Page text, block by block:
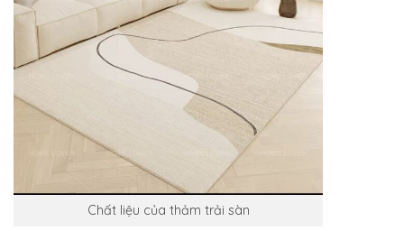
Chất liệu của thảm trải sàn